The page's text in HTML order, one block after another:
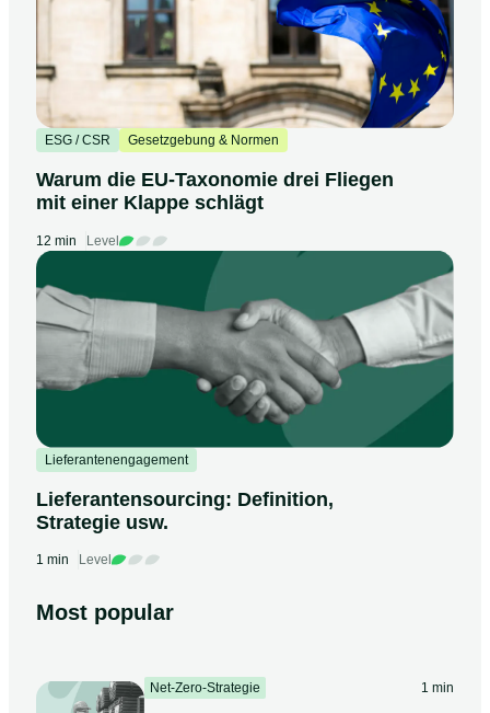
ESG / CSR Gesetzgebung & Normen
Warum die EU-Taxonomie drei Fliegen
mit einer Klappe schlägt
12 min Level
Lieferantenengagement
Lieferantensourcing: Definition,
Strategie usw.
1 min Level
Most popular
Net-Zero-Strategie 1 min